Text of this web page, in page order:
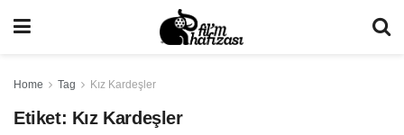
Home Tag Kız Kardeşler
Etiket: Kız Kardeşler